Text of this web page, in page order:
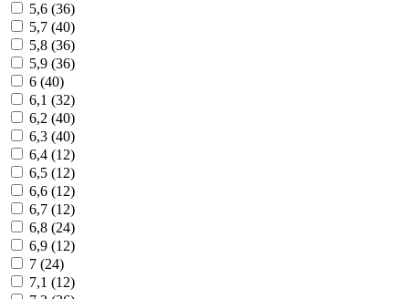
5,6 (36)
5,7 (40)
5,8 (36)
5,9 (36)
6 (40)
6,1 (32)
6,2 (40)
6,3 (40)
6,4 (12)
6,5 (12)
6,6 (12)
6,7 (12)
6,8 (24)
6,9 (12)
7 (24)
7,1 (12)